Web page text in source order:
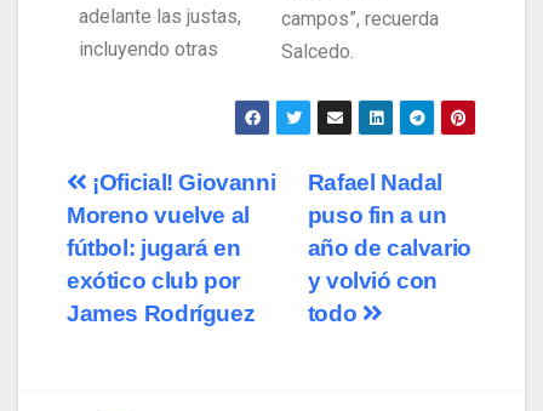
adelante las justas,
incluyendo otras
campos”, recuerda
Salcedo.
Rafael Nadal
puso fin a un
año de calvario
y volvió con
todo
¡Oficial! Giovanni
Moreno vuelve al
fútbol: jugará en
exótico club por
James Rodríguez